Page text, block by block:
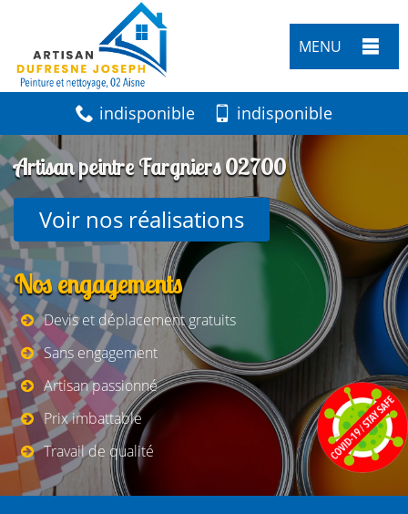
MENU
indisponible indisponible
Artisan peintre Fargniers 02700
Voir nos réalisations
Nos engagements
Devis et déplacement gratuits
Sans engagement
Artisan passionné
Prix imbattable
Travail de qualité